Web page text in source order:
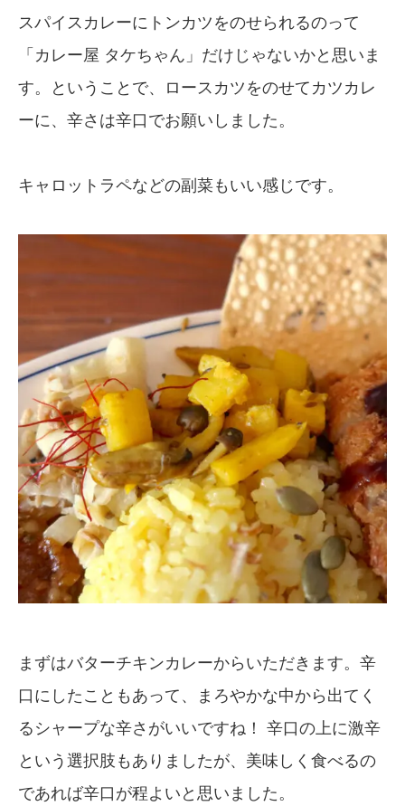
スパイスカレーにトンカツをのせられるのって
「カレー屋 タケちゃん」だけじゃないかと思いま
す。ということで、ロースカツをのせてカツカレ
ーに、辛さは辛口でお願いしました。
キャロットラペなどの副菜もいい感じです。
まずはバターチキンカレーからいただきます。辛
口にしたこともあって、まろやかな中から出てく
るシャープな辛さがいいですね！ 辛口の上に激辛
という選択肢もありましたが、美味しく食べるの
であれば辛口が程よいと思いました。